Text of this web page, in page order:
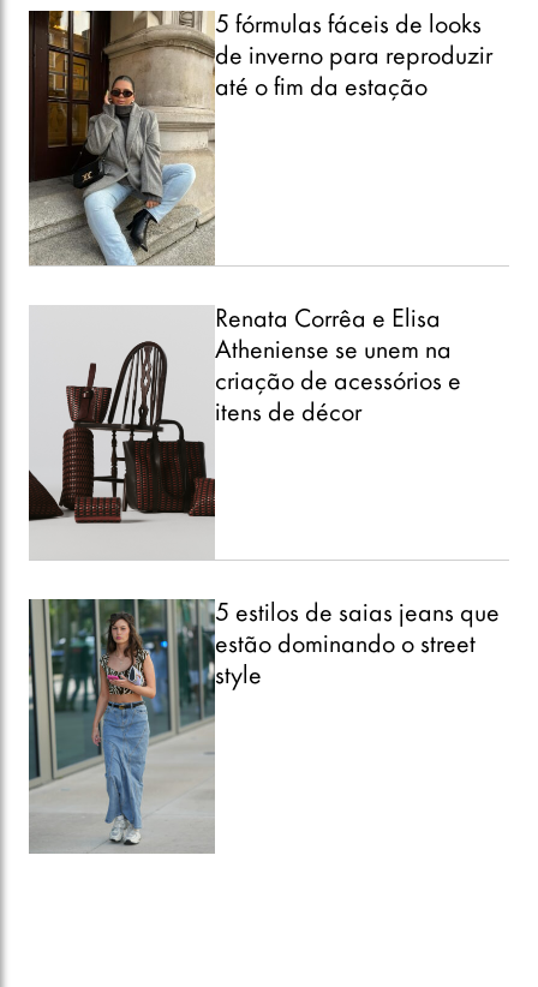
5 fórmulas fáceis de looks
de inverno para reproduzir
até o fim da estação
Renata Corrêa e Elisa
Atheniense se unem na
criação de acessórios e
itens de décor
5 estilos de saias jeans que
estão dominando o street
style